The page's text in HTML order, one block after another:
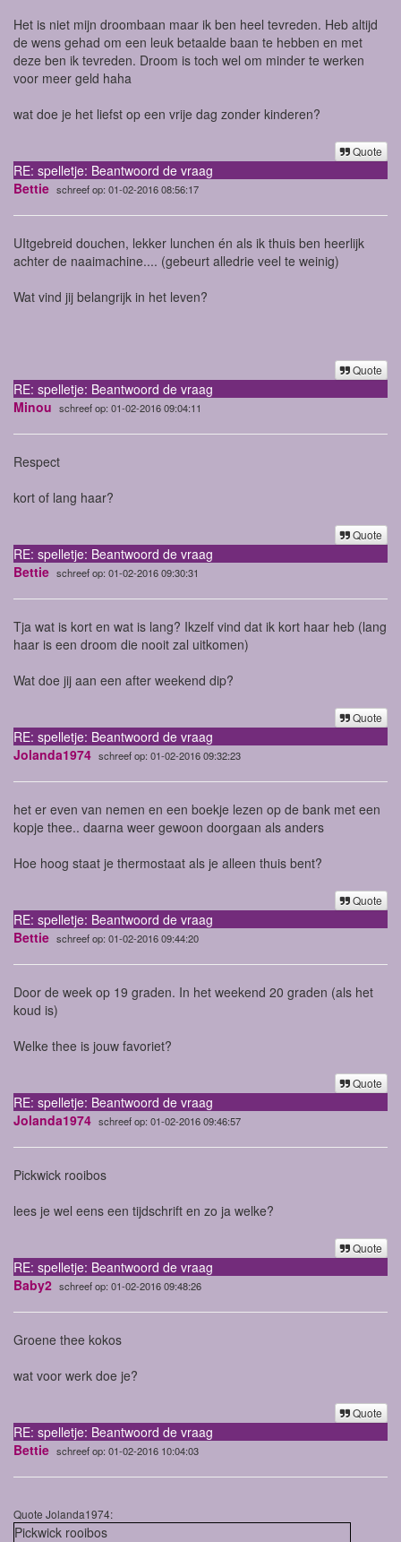
Het is niet mijn droombaan maar ik ben heel tevreden. Heb altijd
de wens gehad om een leuk betaalde baan te hebben en met
deze ben ik tevreden. Droom is toch wel om minder te werken
voor meer geld haha
wat doe je het liefst op een vrije dag zonder kinderen?
Quote
RE: spelletje: Beantwoord de vraag
Bettie schreef op: 01-02-2016 08:56:17
UItgebreid douchen, lekker lunchen én als ik thuis ben heerlijk
achter de naaimachine.... (gebeurt alledrie veel te weinig)
Wat vind jij belangrijk in het leven?
Quote
RE: spelletje: Beantwoord de vraag
Minou schreef op: 01-02-2016 09:04:11
Respect
kort of lang haar?
Quote
RE: spelletje: Beantwoord de vraag
Bettie schreef op: 01-02-2016 09:30:31
Tja wat is kort en wat is lang? Ikzelf vind dat ik kort haar heb (lang
haar is een droom die nooit zal uitkomen)
Wat doe jij aan een after weekend dip?
Quote
RE: spelletje: Beantwoord de vraag
Jolanda1974 schreef op: 01-02-2016 09:32:23
het er even van nemen en een boekje lezen op de bank met een
kopje thee.. daarna weer gewoon doorgaan als anders
Hoe hoog staat je thermostaat als je alleen thuis bent?
Quote
RE: spelletje: Beantwoord de vraag
Bettie schreef op: 01-02-2016 09:44:20
Door de week op 19 graden. In het weekend 20 graden (als het
koud is)
Welke thee is jouw favoriet?
Quote
RE: spelletje: Beantwoord de vraag
Jolanda1974 schreef op: 01-02-2016 09:46:57
Pickwick rooibos
lees je wel eens een tijdschrift en zo ja welke?
Quote
RE: spelletje: Beantwoord de vraag
Baby2 schreef op: 01-02-2016 09:48:26
Groene thee kokos
wat voor werk doe je?
Quote
RE: spelletje: Beantwoord de vraag
Bettie schreef op: 01-02-2016 10:04:03
Quote Jolanda1974:
Pickwick rooibos